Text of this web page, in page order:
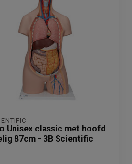
Unisex classic met hoofd
87cm - 3B Scientific